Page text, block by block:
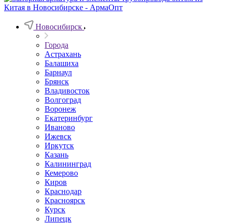
Новосибирск
Города
Астрахань
Балашиха
Барнаул
Брянск
Владивосток
Волгоград
Воронеж
Екатеринбург
Иваново
Ижевск
Иркутск
Казань
Калининград
Кемерово
Киров
Краснодар
Красноярск
Курск
Липецк